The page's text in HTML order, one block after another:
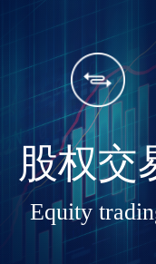
股权交
Equity